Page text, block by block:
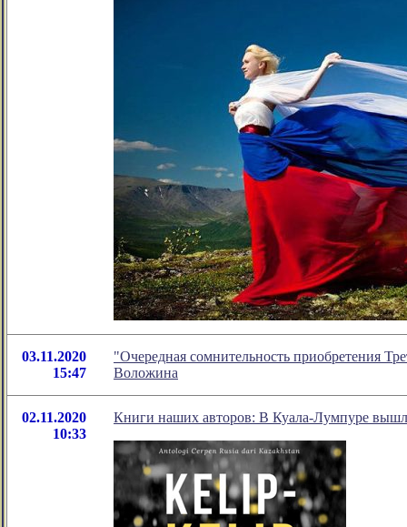
03.11.2020
15:47
"Очередная сомнительность приобретения
Воложина
02.11.2020
10:33
Книги наших авторов: В Куала-Лумпуре